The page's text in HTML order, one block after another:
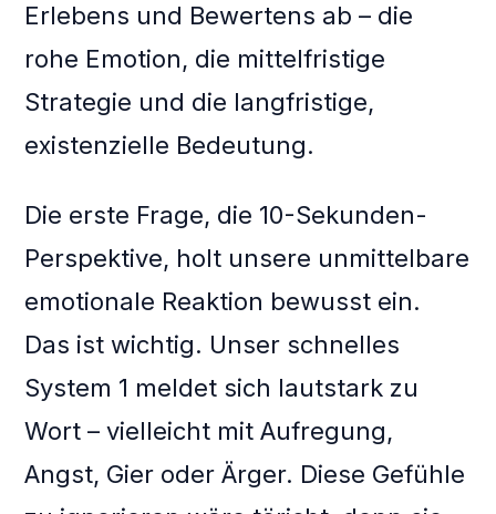
Erlebens und Bewertens ab – die
rohe Emotion, die mittelfristige
Strategie und die langfristige,
existenzielle Bedeutung.
Die erste Frage, die 10-Sekunden-
Perspektive, holt unsere unmittelbare
emotionale Reaktion bewusst ein.
Das ist wichtig. Unser schnelles
System 1 meldet sich lautstark zu
Wort – vielleicht mit Aufregung,
Angst, Gier oder Ärger. Diese Gefühle